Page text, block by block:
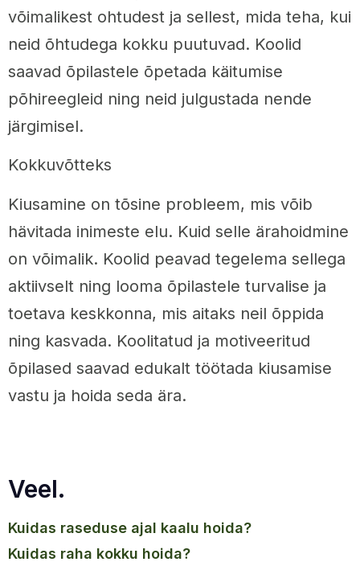
võimalikest ohtudest ja sellest, mida teha, kui
neid õhtudega kokku puutuvad. Koolid
saavad õpilastele õpetada käitumise
põhireegleid ning neid julgustada nende
järgimisel.
Kokkuvõtteks
Kiusamine on tõsine probleem, mis võib
hävitada inimeste elu. Kuid selle ärahoidmine
on võimalik. Koolid peavad tegelema sellega
aktiivselt ning looma õpilastele turvalise ja
toetava keskkonna, mis aitaks neil õppida
ning kasvada. Koolitatud ja motiveeritud
õpilased saavad edukalt töötada kiusamise
vastu ja hoida seda ära.
Veel.
kuidas raseduse ajal kaalu hoida?
kuidas raha kokku hoida?